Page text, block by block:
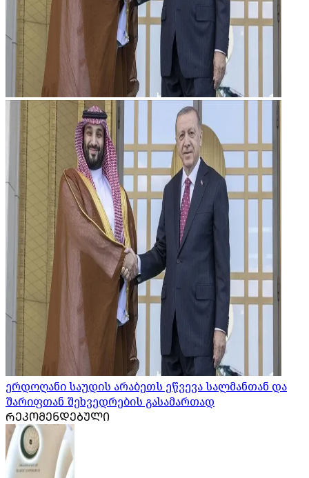
ერდოღანი საუდის არაბეთს ეწვევა სალმანთან და
შარიფთან შეხვედრების გასამართად
ᲠᲔᲙᲝᲛᲔᲜᲓᲔᲑᲣᲚᲘ